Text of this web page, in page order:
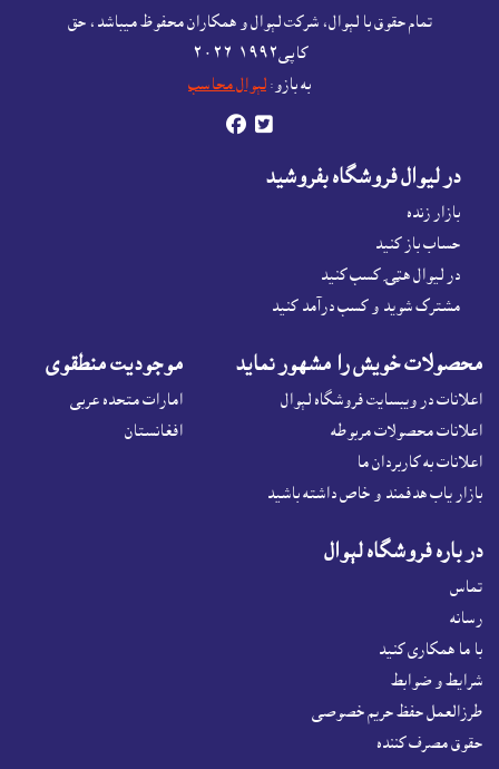
Afghanistan products,
تمام حقوق با لېوال، شرکت لېوال و همکاران محفوظ ميباشد، حق
کاپى١٩٩٢-۲۰۲٦
به بازو: لېوال محاسب
 
در ليوال فروشگاه بفروشيد
بازار زنده
حساب باز کنيد
در لیوال هټۍ کسب کنید
مشترک شوید و کسب درآمد کنید
محصولات خويش را مشهور نمايد
اعلانات در ويبسايت فروشگاه لېوال
اعلانات محصولات مربوطه
اعلانات به کاربردان ما
بازار ياب هدفمند و خاص داشته باشيد
موجوديت منطقوى
امارات متحده عربی
افغانستان
در باره فروشگاه لېوال
تماس
رسانه
با ما همکاری کنید
شرايط و ضوابط
طرزالعمل حفظ حریم خصوصی
حقوق مصرف کننده